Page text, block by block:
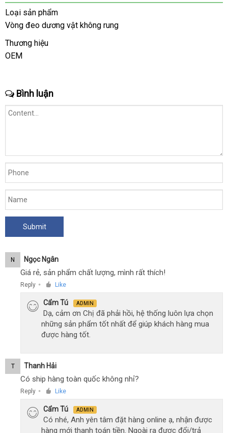
Loại sản phẩm
Vòng đeo dương vật không rung
Thương hiệu
OEM
Bình luận
N Ngọc Ngân
Giá rẻ, sản phẩm chất lượng, mình rất thích!
Reply ● Like
Cẩm Tú ADMIN
Dạ, cảm ơn Chị đã phải hồi, hệ thống luôn lựa chọn
những sản phẩm tốt nhất để giúp khách hàng mua
được hàng tốt.
T Thanh Hải
Có ship hàng toàn quốc không nhỉ?
Reply ● Like
Cẩm Tú ADMIN
Có nhé, Anh yên tâm đặt hàng online ạ, nhận được
hàng mới thanh toán tiền. Ngoài ra được đổi/trả